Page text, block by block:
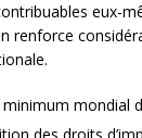
eux-
renforce
mondial